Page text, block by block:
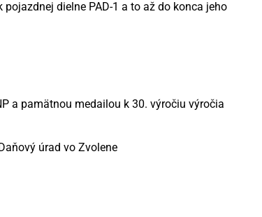
dielne PAD-1 a to až do konca jeho
a pamätnou medailou k 30. výročiu výročia
úrad vo Zvolene